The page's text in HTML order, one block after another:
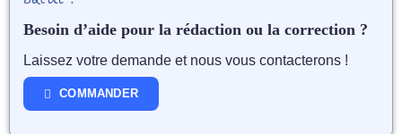
Besoin d’aide pour la rédaction ou la correction ?
Laissez votre demande et nous vous contacterons !
COMMANDER